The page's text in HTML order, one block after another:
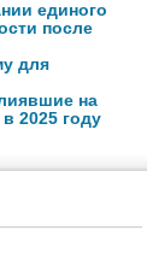
единого
после
для
на
2025 году